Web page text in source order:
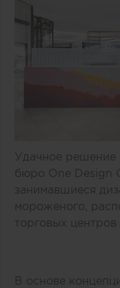
Удачное решение
бюро One Design
занимавшиеся
мороженого,
торговых
В основе